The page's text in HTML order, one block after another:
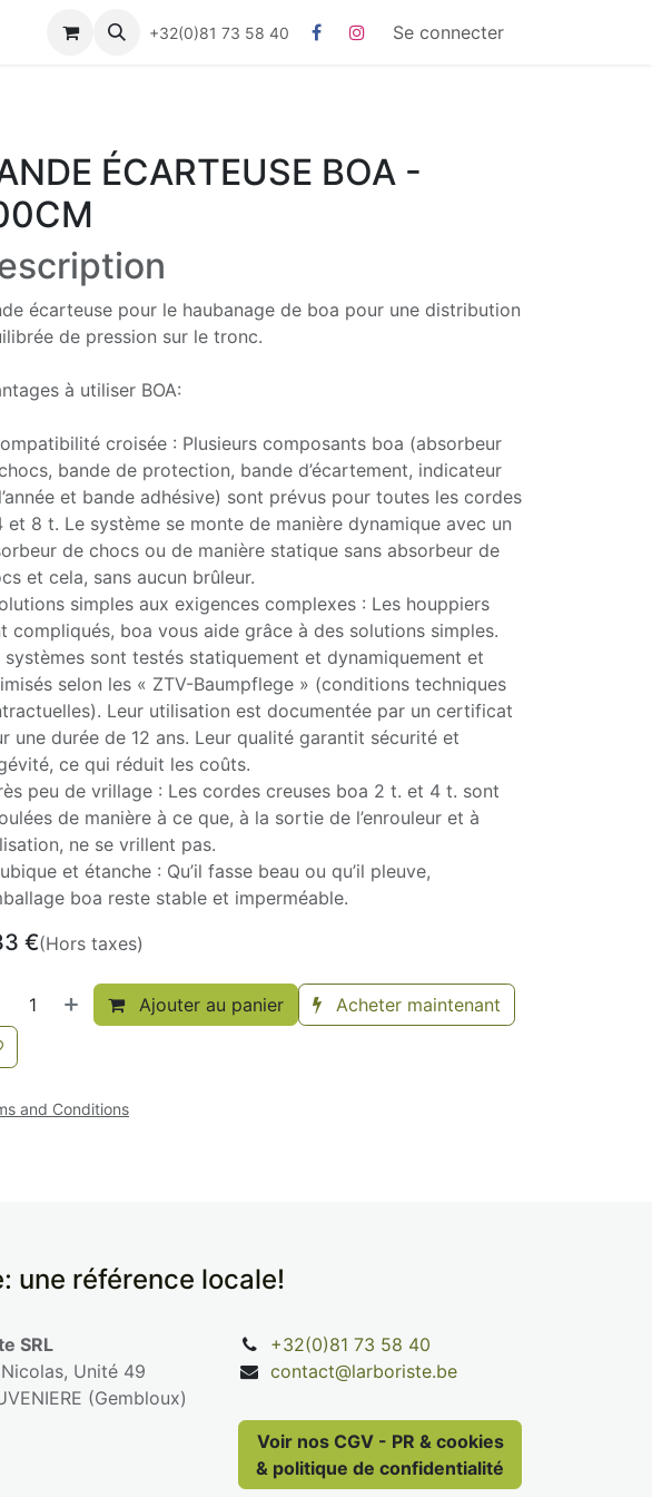
nous +32(0)81 73 58 40 Se connecter
ÉCARTEUSE BOA -
écarteuse pour le haubanage de boa pour une distribution
de pression sur le tronc.
à utiliser BOA:
croisée : Plusieurs composants boa (absorbeur
bande de protection, bande d’écartement, indicateur
et bande adhésive) sont prévus pour toutes les cordes
et 8 t. Le système se monte de manière dynamique avec un
de chocs ou de manière statique sans absorbeur de
et cela, sans aucun brûleur.
simples aux exigences complexes : Les houppiers
compliqués, boa vous aide grâce à des solutions simples.
systèmes sont testés statiquement et dynamiquement et
selon les « ZTV-Baumpflege » (conditions techniques
Leur utilisation est documentée par un certificat
une durée de 12 ans. Leur qualité garantit sécurité et
ce qui réduit les coûts.
peu de vrillage : Les cordes creuses boa 2 t. et 4 t. sont
de manière à ce que, à la sortie de l’enrouleur et à
ne se vrillent pas.
et étanche : Qu’il fasse beau ou qu’il pleuve,
boa reste stable et imperméable.
€(Hors taxes)
Ajouter au panier Acheter maintenant
and Conditions
une référence locale!
SRL
Unité 49
(Gembloux)
+32(0)81 73 58 40
contact@larboriste.be
Voir nos CGV - PR & cookies
& politique de confidentialité